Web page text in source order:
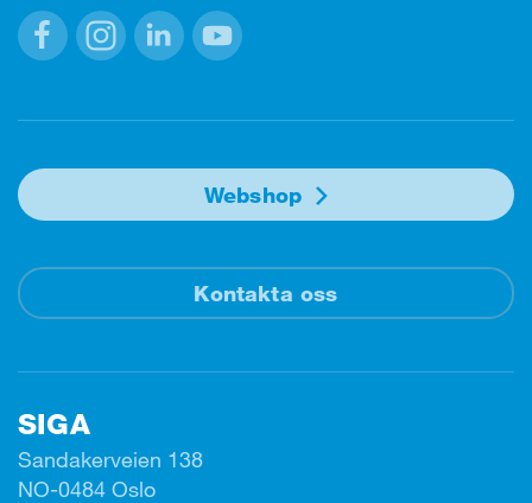
Webshop
Kontakta oss
SIGA
Sandakerveien 138
NO-0484 Oslo